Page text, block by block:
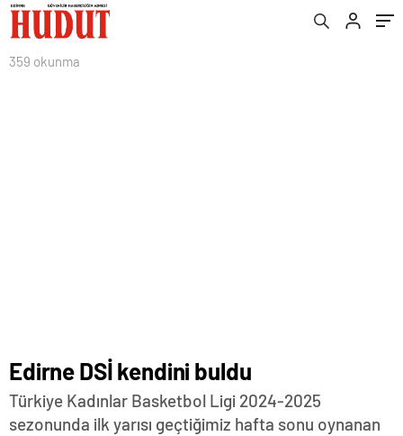
359 okunma
Edirne DSİ kendini buldu
Türkiye Kadınlar Basketbol Ligi 2024-2025
sezonunda ilk yarısı geçtiğimiz hafta sonu oynanan